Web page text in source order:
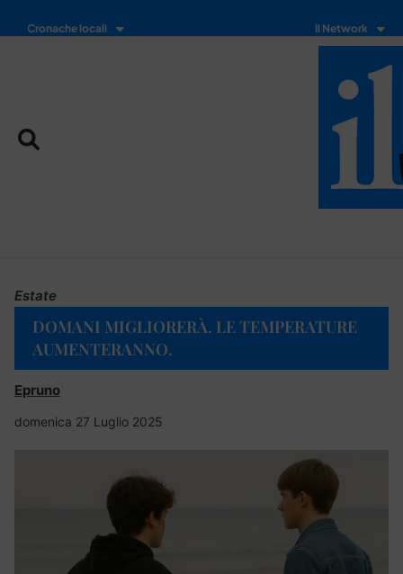
Cronache locali Il Network
Estate
DOMANI MIGLIORERÀ. LE TEMPERATURE
AUMENTERANNO.
Epruno
domenica 27 Luglio 2025